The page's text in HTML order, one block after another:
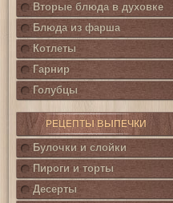
Вторые блюда в духовке
Блюда из фарша
Котлеты
Гарнир
Голубцы
РЕЦЕПТЫ ВЫПЕЧКИ
Булочки и слойки
Пироги и торты
Десерты